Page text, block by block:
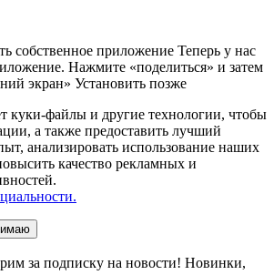
собственное приложение Теперь у нас
Нажмите «поделиться» и затем
экран» Установить позже
куки-файлы и другие технологии, чтобы
а также предоставить лучший
анализировать использование наших
качество рекламных и
за подписку на новости! Новинки,